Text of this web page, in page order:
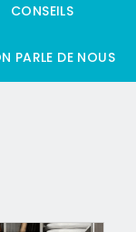
CONSEILS
PARLE DE NOUS